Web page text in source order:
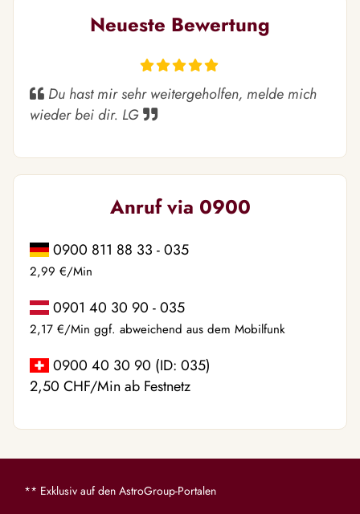
Neueste Bewertung
Du hast mir sehr weitergeholfen, melde mich
wieder bei dir. LG
Anruf via 0900
0900 811 88 33 - 035
2,99 €/Min
0901 40 30 90 - 035
2,17 €/Min ggf. abweichend aus dem Mobilfunk
0900 40 30 90 (ID: 035)
2,50 CHF/Min ab Festnetz
** Exklusiv auf den AstroGroup-Portalen